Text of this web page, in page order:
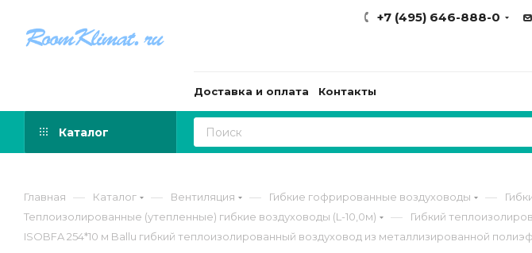
+7 (495) 646-888-0
Доставка и оплата Контакты
Каталог
Главная — Каталог — Вентиляция — Гибкие гофрированные воздуховоды —
Теплоизолированные (утепленные) гибкие воздуховоды (L-10,0м) — Гибкий
ISOBFA 254*10 м Ballu гибкий теплоизолированный воздуховод из металлизированной